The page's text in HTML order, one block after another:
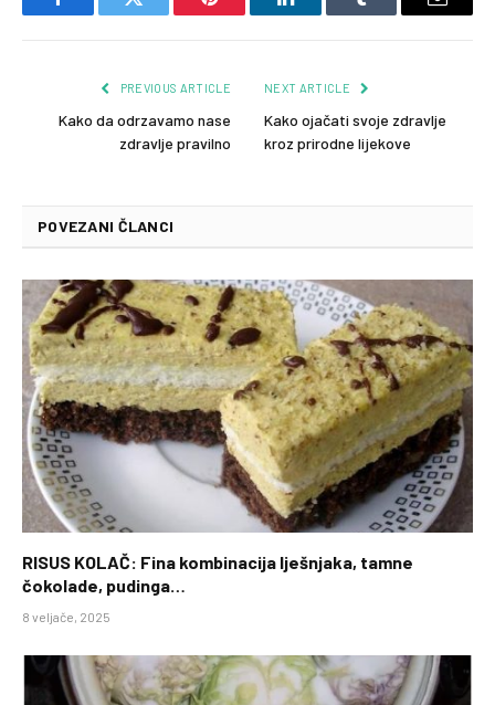
FacebookTwitter Pinterest LinkedInTumblr Email
PREVIOUS ARTICLE
Kako da odrzavamo nase
zdravlje pravilno
NEXT ARTICLE
Kako ojačati svoje zdravlje
kroz prirodne lijekove
POVEZANI ČLANCI
RISUS KOLAČ: Fina kombinacija lješnjaka, tamne
čokolade, pudinga…
8 veljače, 2025